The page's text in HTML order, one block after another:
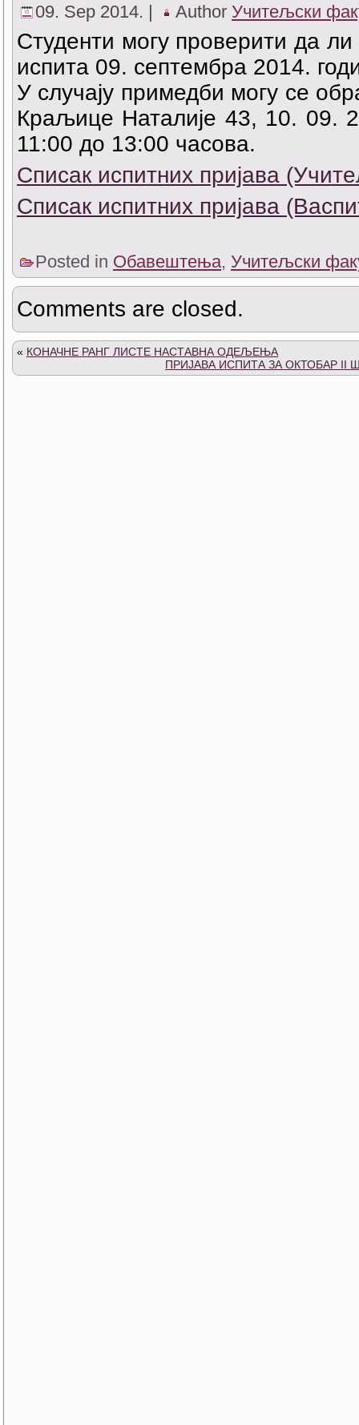
09. Sep 2014. | Author Учитељски
Студенти могу проверити да
испита 09. септембра 2014.
У случају примедби могу се
Краљице Наталије 43, 10. 09.
11:00 до 13:00 часова.
Списак испитних пријава
Списак испитних пријава
Posted in Обавештења, Учитељски
Comments are closed.
« КОНАЧНЕ РАНГ ЛИСТЕ НАСТАВНА ОДЕЉЕЊА
ПРИЈАВА ИСПИТА ЗА ОКТОБАР II